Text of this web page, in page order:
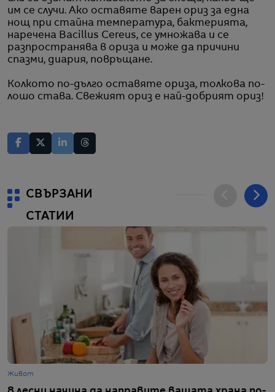
им се случи. Ако оставяте варен ориз за една
нощ при стайна температура, бактерията,
наречена Bacillus Cereus, се умножава и се
разпространява в ориза и може да причини
спазми, диария, повръщане.
Колкото по-дълго оставяте ориза, толкова по-
лошо става. Свежият ориз е най-добрият ориз!
СВЪРЗАНИ
СТАТИИ
Живот